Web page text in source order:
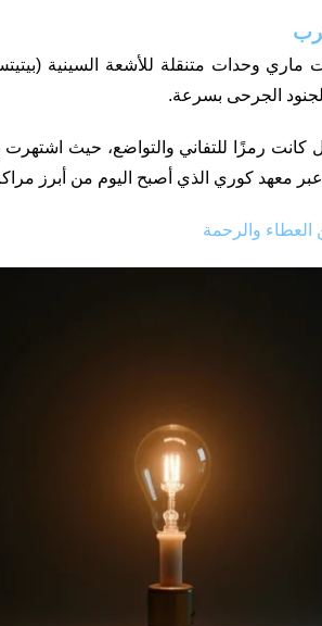
ماري وحدات متنقلة للأشعة السينية
الجرحى بسرعة.
رمزًا للتفاني والتواضع، حيث اشتهرت
عبر معهد كوري الذي أصبح اليوم من أبرز
العطاء والرحمة